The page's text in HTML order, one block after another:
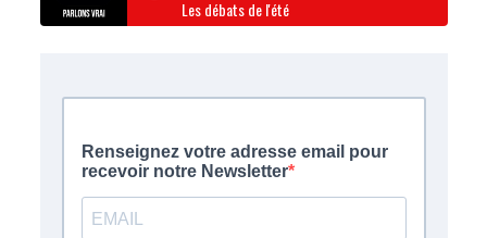
Les débats de l'été